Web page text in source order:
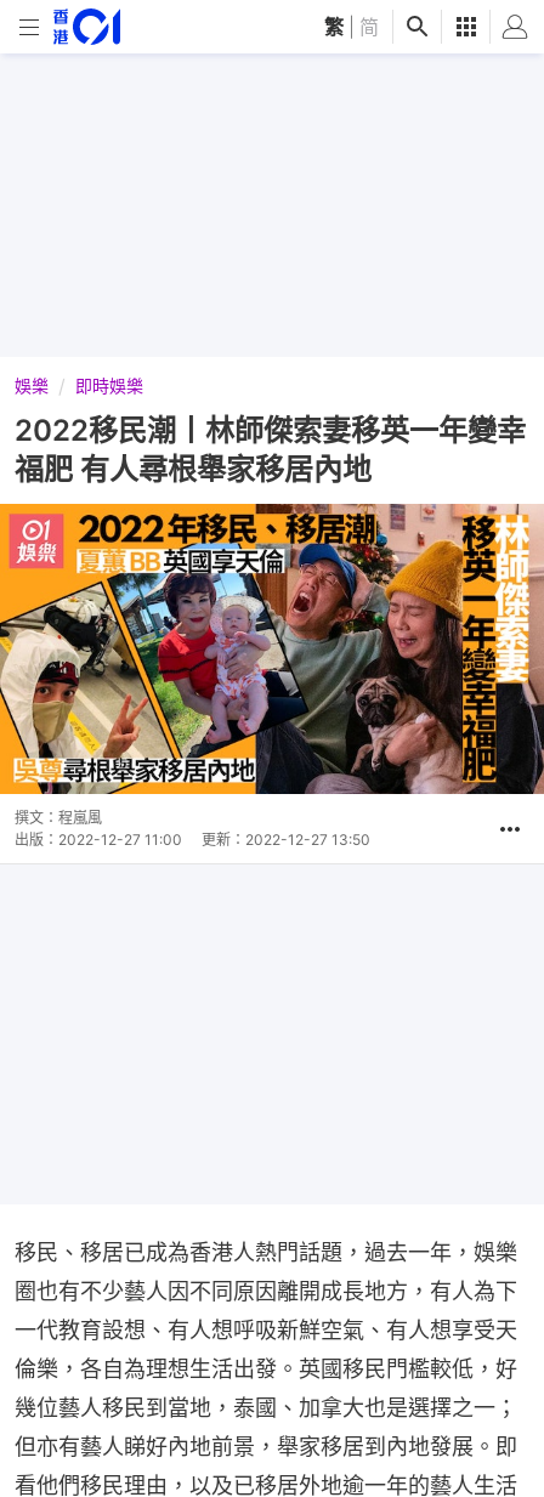
繁 简
娛樂 即時娛樂
2022移民潮丨林師傑索妻移英一年變幸
福肥 有人尋根舉家移居內地
撰文： 程嵐風
出版： 2022-12-27 11:00 更新： 2022-12-27 13:50
移民、移居已成為香港人熱門話題，過去一年，娛樂
圈也有不少藝人因不同原因離開成長地方，有人為下
一代教育設想、有人想呼吸新鮮空氣、有人想享受天
倫樂，各自為理想生活出發。英國移民門檻較低，好
幾位藝人移民到當地，泰國、加拿大也是選擇之一；
但亦有藝人睇好內地前景，舉家移居到內地發展。即
看他們移民理由，以及已移居外地逾一年的藝人生活